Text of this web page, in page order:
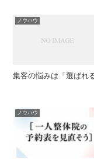
ノウハウ
集客の悩みは「選ばれ
ノウハウ